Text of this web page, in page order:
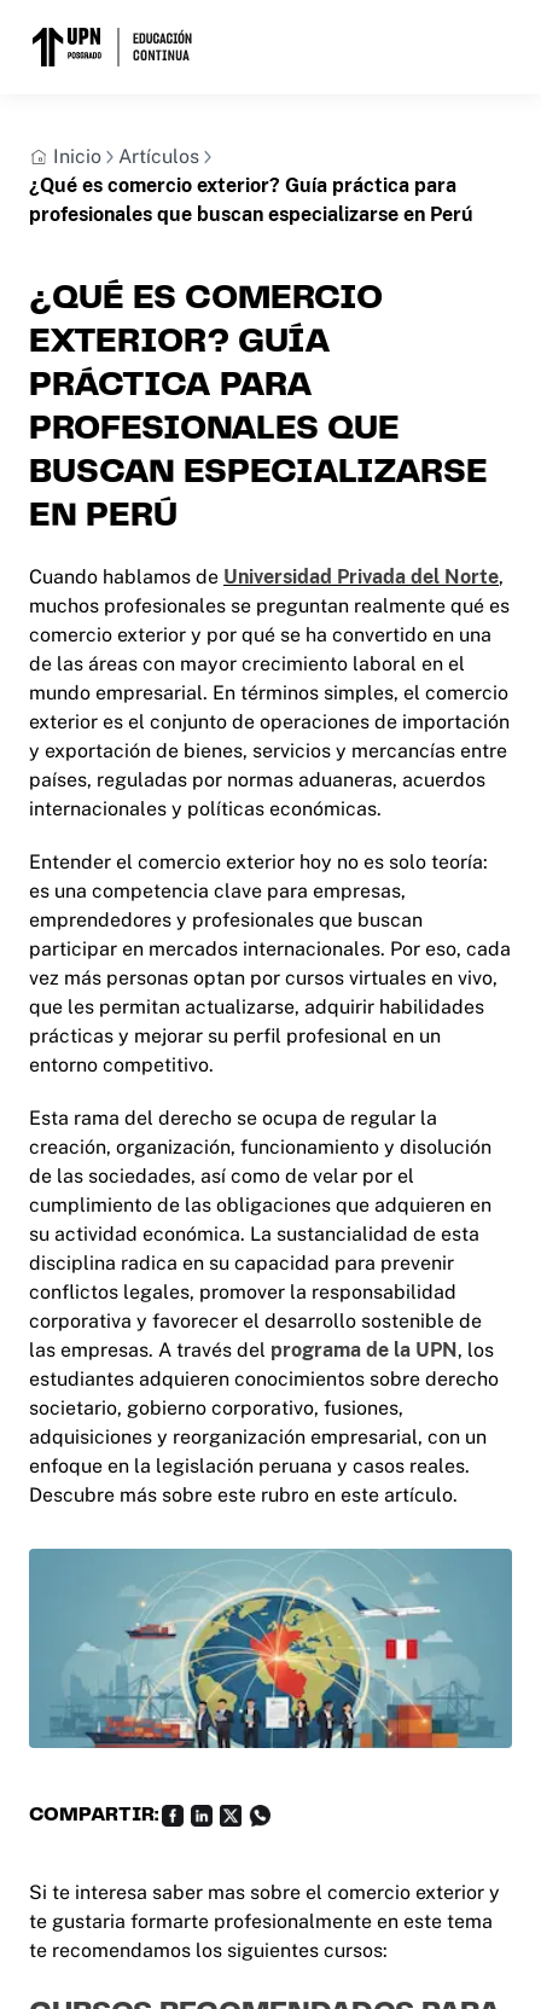
Inicio
Artículos
¿Qué es comercio exterior? Guía práctica para
profesionales que buscan especializarse en Perú
¿QUÉ ES COMERCIO
EXTERIOR? GUÍA
PRÁCTICA PARA
PROFESIONALES QUE
BUSCAN ESPECIALIZARSE
EN PERÚ
Cuando hablamos de Universidad Privada del Norte,
muchos profesionales se preguntan realmente qué es
comercio exterior y por qué se ha convertido en una
de las áreas con mayor crecimiento laboral en el
mundo empresarial. En términos simples, el comercio
exterior es el conjunto de operaciones de importación
y exportación de bienes, servicios y mercancías entre
países, reguladas por normas aduaneras, acuerdos
internacionales y políticas económicas.
Entender el comercio exterior hoy no es solo teoría:
es una competencia clave para empresas,
emprendedores y profesionales que buscan
participar en mercados internacionales. Por eso, cada
vez más personas optan por cursos virtuales en vivo,
que les permitan actualizarse, adquirir habilidades
prácticas y mejorar su perfil profesional en un
entorno competitivo.
Esta rama del derecho se ocupa de regular la
creación, organización, funcionamiento y disolución
de las sociedades, así como de velar por el
cumplimiento de las obligaciones que adquieren en
su actividad económica. La sustancialidad de esta
disciplina radica en su capacidad para prevenir
conflictos legales, promover la responsabilidad
corporativa y favorecer el desarrollo sostenible de
las empresas. A través del programa de la UPN, los
estudiantes adquieren conocimientos sobre derecho
societario, gobierno corporativo, fusiones,
adquisiciones y reorganización empresarial, con un
enfoque en la legislación peruana y casos reales.
Descubre más sobre este rubro en este artículo.
COMPARTIR:
Si te interesa saber mas sobre el comercio exterior y
te gustaria formarte profesionalmente en este tema
te recomendamos los siguientes cursos: